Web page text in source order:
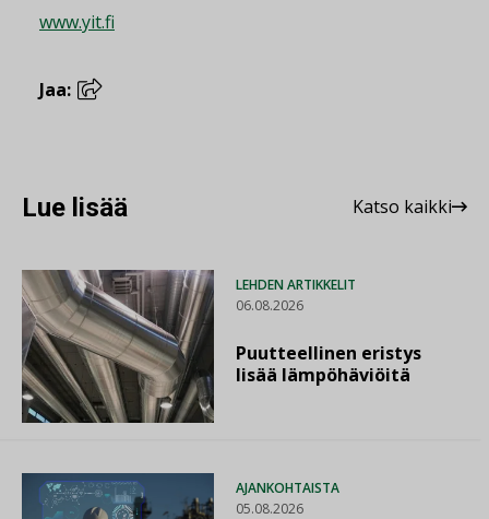
www.yit.fi
Jaa:
Lue lisää Katso kaikki
LEHDEN ARTIKKELIT
06.08.2026
Puutteellinen eristys
lisää lämpöhäviöitä
AJANKOHTAISTA
05.08.2026